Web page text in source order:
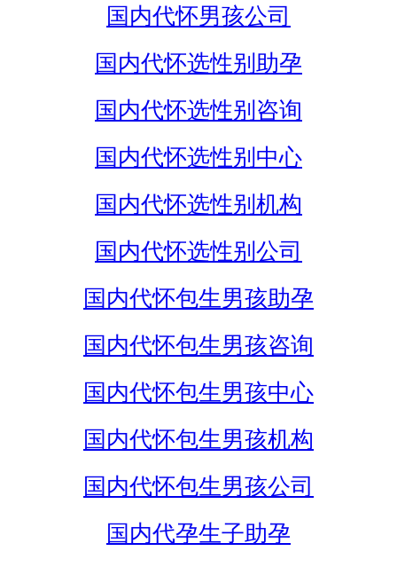
国内代怀男孩公司
国内代怀选性别助孕
国内代怀选性别咨询
国内代怀选性别中心
国内代怀选性别机构
国内代怀选性别公司
国内代怀包生男孩助孕
国内代怀包生男孩咨询
国内代怀包生男孩中心
国内代怀包生男孩机构
国内代怀包生男孩公司
国内代孕生子助孕